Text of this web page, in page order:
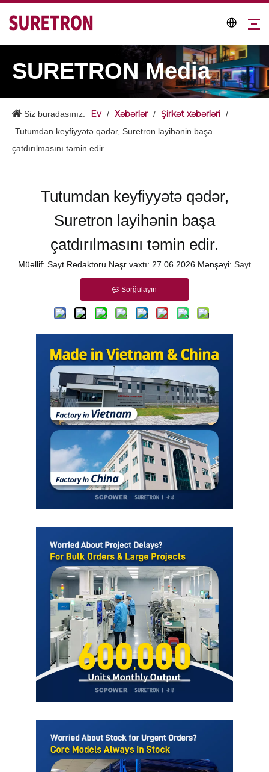
SURETRON Media
Siz buradasınız: Ev / Xəbərlər / Şirkət xəbərləri /
Tutumdan keyfiyyətə qədər, Suretron layihənin başa
çatdırılmasını təmin edir.
Tutumdan keyfiyyətə qədər,
Suretron layihənin başa
çatdırılmasını təmin edir.
Müəllif: Sayt Redaktoru Nəşr vaxtı: 27.06.2026 Mənşəyi: Sayt
Sorğulayın